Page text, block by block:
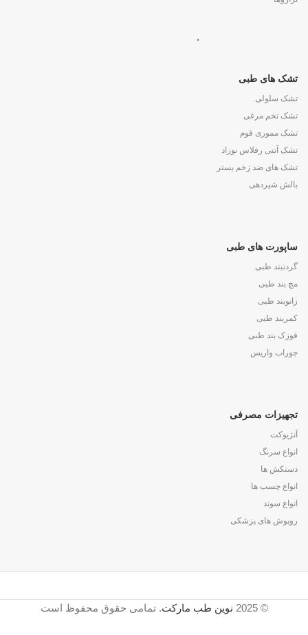
.
تشک های طبی
تشک سلولی
تشک تخم مرغی
تشک مموری فوم
تشک آنتی رفلاس نوزاد
تشک های ضد زخم بستر
بالش شیردهی
ساپورت های طبی
گردنبند طبی
مچ بند طبی
زانوبند طبی
کمربند طبی
قوزک بند طبی
جوراب واریس
تجهیزات مصرفی
آنژیوکت
انواع سرنگ
دستکش ها
انواع چسب ها
انواع سوند
روپوش های پزشکی
© 2025 نوین طب مارکت. تمامی حقوق محفوظ است